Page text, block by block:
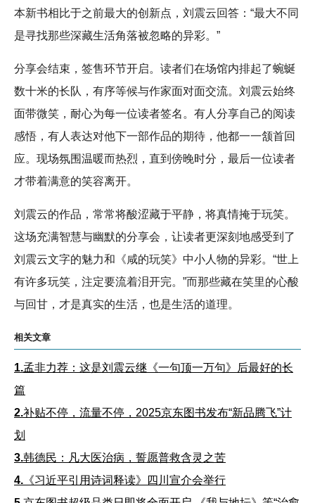
本新书相比于之前最大的创新点，刘震云回答：“最大不同
是寻找那些深藏生活角落被忽略的异彩。”
分享会结束，签售环节开启。读者们在场馆内排起了蜿蜒
数十米的长队，有序等候与作家面对面交流。刘震云始终
面带微笑，耐心为每一位读者签名。有人分享自己的阅读
感悟，有人表达对他下一部作品的期待，他都一一颔首回
应。现场氛围温暖而热烈，直到傍晚时分，最后一位读者
才带着满意的笑容离开。
刘震云的作品，常常将酸涩藏于平静，将真情掩于玩笑。
这场充满智慧与幽默的分享会，让读者更深刻地感受到了
刘震云文字的魅力和《咸的玩笑》中小人物的异彩。“世上
有许多玩笑，注定要流着泪开完。”而那些藏在笑里的心酸
与回甘，才是真实的生活，也是生活的道理。
相关文章
1.孟非力荐：这是刘震云继《一句顶一万句》后最好的长
篇
2.补贴不停，流量不停，2025京东图书发布“新品腾飞”计
划
3.韩德民：凡大医治病，誓愿普救含灵之苦
4. 《习近平引用诗词释读》四川宣介会举行